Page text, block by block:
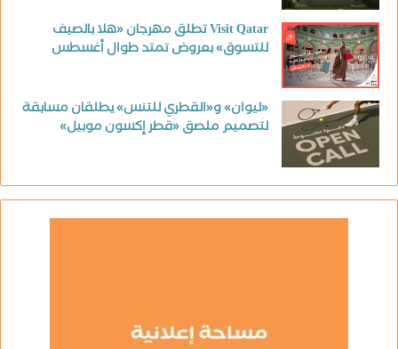
Visit Qatar تطلق مهرجان «هلا بالصيف
للتسوق» بعروض تمتد طوال أغسطس
«ليوان» و«القطري للتنس» يطلقان مسابقة
لتصميم ملصق «قطر إكسون موبيل»